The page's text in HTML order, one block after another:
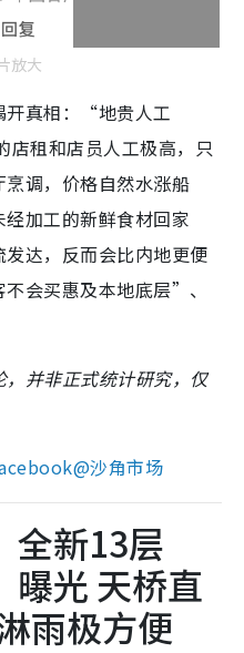
放大
开真相：“地贵人工
租和店员人工极高，只
调，价格自然水涨船
加工的新鲜食材回家
达，反而会比内地更便
会买惠及本地底层”、
，并非正式统计研究，仅
沙角市场
全新13层
光 天桥直
雨极方便